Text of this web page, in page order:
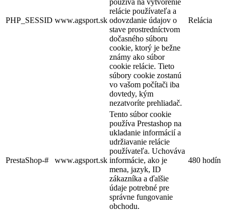
PHP_SESSID www.agsport.sk
relácie používateľa a
odovzdanie údajov o
stave prostredníctvom
dočasného súboru
cookie, ktorý je bežne
známy ako súbor
cookie relácie. Tieto
súbory cookie zostanú
vo vašom počítači iba
dovtedy, kým
nezatvoríte prehliadač.
Relácia
PrestaShop-# www.agsport.sk
Tento súbor cookie
používa Prestashop na
ukladanie informácií a
udržiavanie relácie
používateľa. Uchováva
informácie, ako je
mena, jazyk, ID
zákazníka a ďalšie
údaje potrebné pre
správne fungovanie
obchodu.
480 hodín